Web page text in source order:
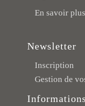
En savoir plus
Newsletter
Inscription
Gestion de
Informations